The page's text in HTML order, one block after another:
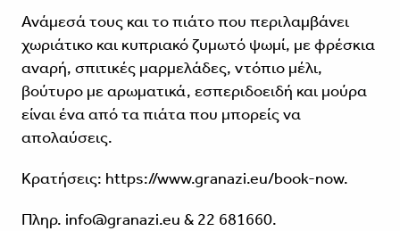
Ανάμεσά τους και το πιάτο που περιλαμβάνει
χωριάτικο και κυπριακό ζυμωτό ψωμί, με φρέσκια
αναρή, σπιτικές μαρμελάδες, ντόπιο μέλι,
βούτυρο με αρωματικά, εσπεριδοειδή και μούρα
είναι ένα από τα πιάτα που μπορείς να
απολαύσεις.
Κρατήσεις: https://www.granazi.eu/book-now.
Πληρ. info@granazi.eu & 22 681660.